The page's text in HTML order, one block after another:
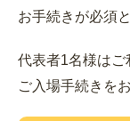
お手続きが必須
代表者1名様はご
ご入場手続きを